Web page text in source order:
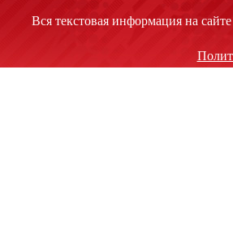
Вся текстовая информация на